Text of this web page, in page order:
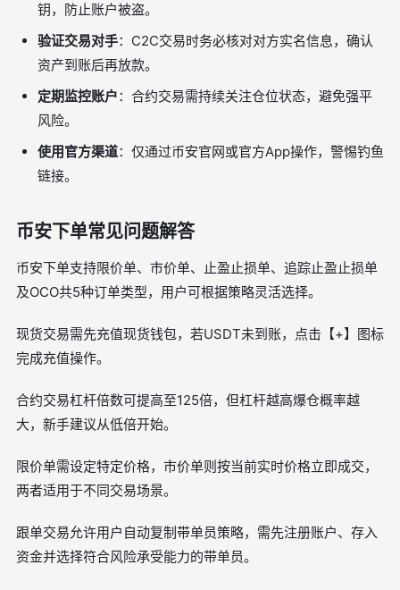
钥，防止账户被盗。
验证交易对手：C2C交易时务必核对对方实名信息，确认
资产到账后再放款。
定期监控账户：合约交易需持续关注仓位状态，避免强平
风险。
使用官方渠道：仅通过币安官网或官方App操作，警惕钓鱼
链接。
币安下单常见问题解答
币安下单支持限价单、市价单、止盈止损单、追踪止盈止损单
及OCO共5种订单类型，用户可根据策略灵活选择。
现货交易需先充值现货钱包，若USDT未到账，点击【+】图标
完成充值操作。
合约交易杠杆倍数可提高至125倍，但杠杆越高爆仓概率越
大，新手建议从低倍开始。
限价单需设定特定价格，市价单则按当前实时价格立即成交，
两者适用于不同交易场景。
跟单交易允许用户自动复制带单员策略，需先注册账户、存入
资金并选择符合风险承受能力的带单员。